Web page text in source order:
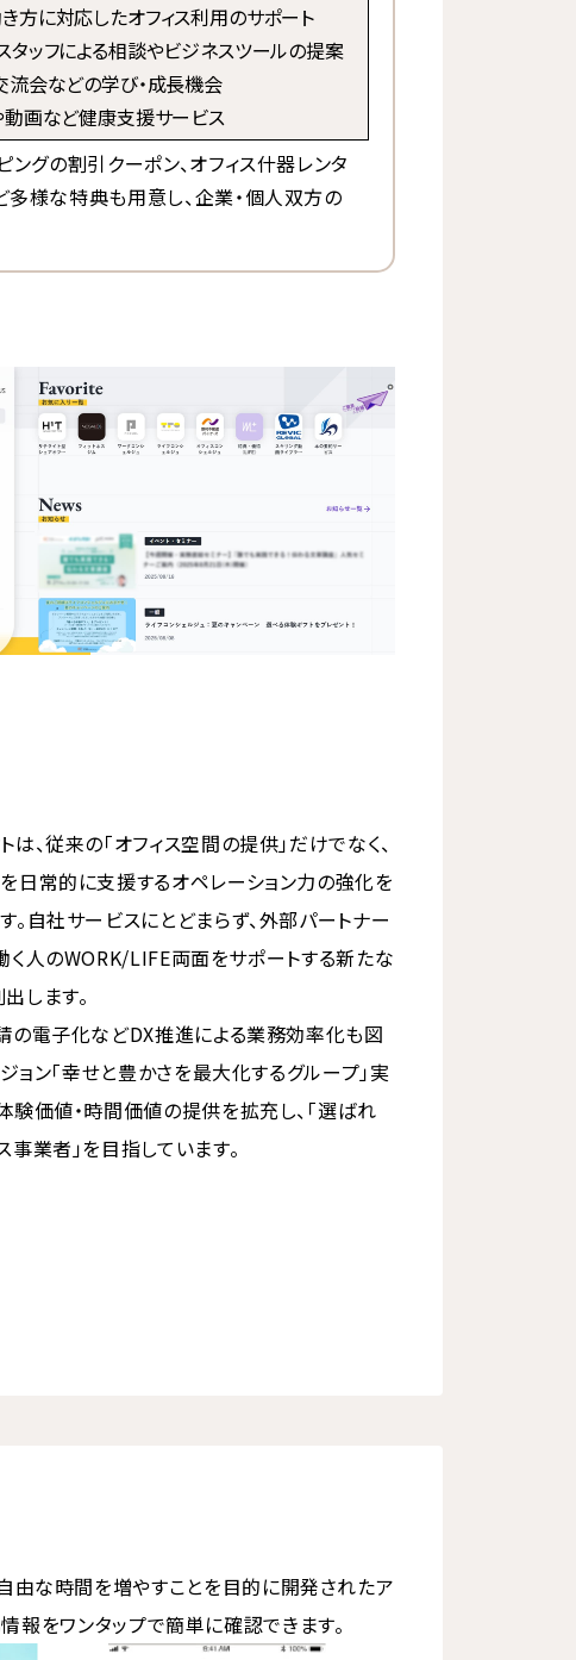
方に対応したオフィス利用のサポート
タッフによる相談やビジネスツールの提案
流会などの学び・成長機会
動画など健康支援サービス
ングの割引クーポン、オフィス什器レンタ
多様な特典も用意し、企業・個人双方の
は、従来の「オフィス空間の提供」だけでなく、
日常的に支援するオペレーション力の強化を
。自社サービスにとどまらず、外部パートナー
く人のWORK/LIFE両面をサポートする新たな
します。
の電子化などDX推進による業務効率化も図
ョン「幸せと豊かさを最大化するグループ」実
験価値・時間価値の提供を拡充し、「選ばれ
事業者」を目指しています。
由な時間を増やすことを目的に開発されたア
報をワンタップで簡単に確認できます。